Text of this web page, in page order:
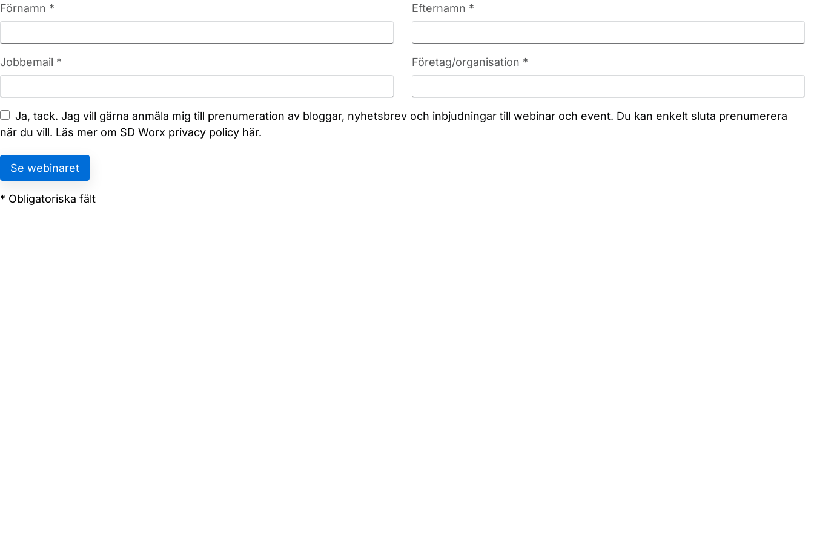
Förnamn * Efternamn *
Jobbemail * Företag/organisation *
Ja, tack. Jag vill gärna anmäla mig till prenumeration av bloggar, nyhetsbrev och inbjudningar till webinar och event. Du kan enkelt sluta prenumerera
när du vill. Läs mer om SD Worx privacy policy här.
* Obligatoriska fält